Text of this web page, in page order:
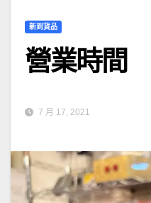
新到貨品
營業時間
7 月 17, 2021